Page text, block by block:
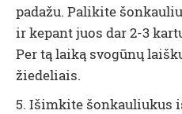
padažu. Palikite
ir kepant juos dar 2-3
Per tą laiką svogūnų
žiedeliais.
5. Išimkite šonkauliukus